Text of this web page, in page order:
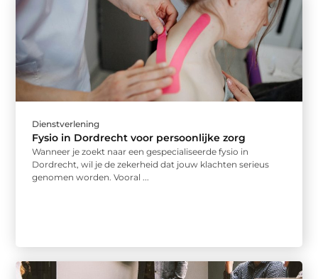
Dienstverlening
Fysio in Dordrecht voor persoonlijke zorg
Wanneer je zoekt naar een gespecialiseerde fysio in
Dordrecht, wil je de zekerheid dat jouw klachten serieus
genomen worden. Vooral ...